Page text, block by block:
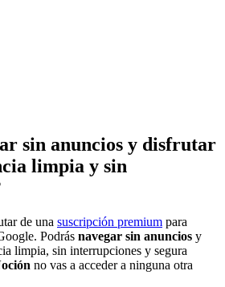
sin anuncios y disfrutar
limpia y sin
de una suscripción premium para
Podrás navegar sin anuncios y
limpia, sin interrupciones y segura
no vas a acceder a ninguna otra